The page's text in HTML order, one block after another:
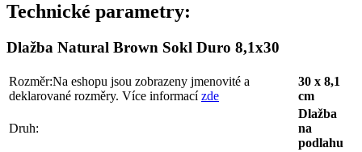
Technické parametry:
Dlažba Natural Brown Sokl Duro 8,1x30
Rozměr:Na eshopu jsou zobrazeny jmenovité a
deklarované rozměry. Více informacízde
30 x 8,1
cm
Druh:
Dlažba
na
podlahu